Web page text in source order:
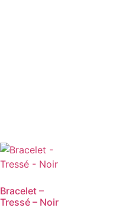
Bracelet –
Tressé – Noir